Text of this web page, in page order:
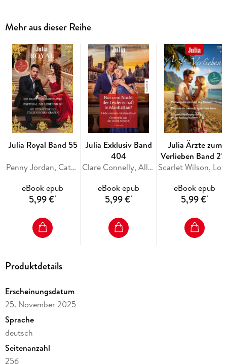
Mehr aus dieser Reihe
Julia Royal Band 55
Penny Jordan, Catherine George, Sara Craven
eBook epub
5,99 €*
Julia Exklusiv Band
404
Clare Connelly, Ally Blake, Maya Blake
eBook epub
5,99 €*
Julia Ärzte zum
Verlieben Band
eBook epub
5,99 €*
Produktdetails
Erscheinungsdatum
25. November 2025
Sprache
deutsch
Seitenanzahl
256